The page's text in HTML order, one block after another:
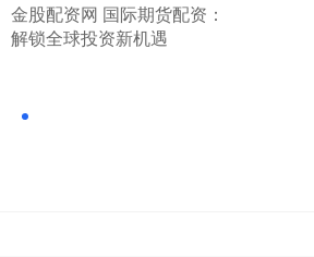
​金股配资网 国际期货配资：
解锁全球投资新机遇